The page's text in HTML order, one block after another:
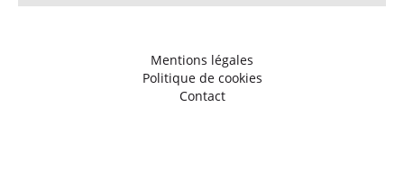
Mentions légales
Politique de cookies
Contact